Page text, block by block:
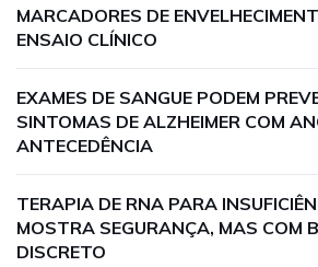
MARCADORES DE
ENSAIO CLÍNICO
EXAMES DE SANGUE PODEM
SINTOMAS DE ALZHEIMER COM
ANTECEDÊNCIA
TERAPIA DE RNA PARA
MOSTRA SEGURANÇA, MAS COM
DISCRETO